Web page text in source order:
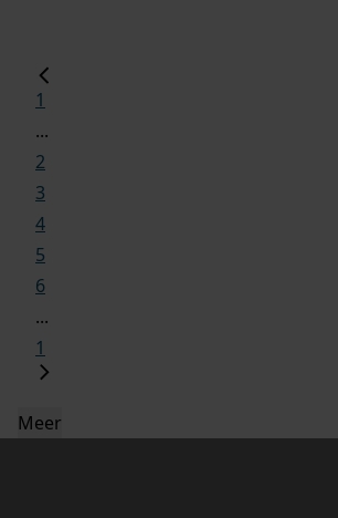
1
...
2
3
4
5
6
...
1
Meer